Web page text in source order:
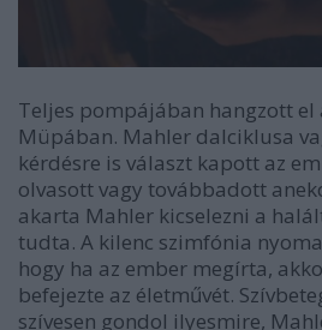
Teljes pompájában hangzott el
Müpában. Mahler dalciklusa
kérdésre is választ kapott az
olvasott vagy továbbadott
akarta Mahler kicselezni a
tudta. A kilenc szimfónia
hogy ha az ember megírta,
befejezte az életművét.
szívesen gondol ilyesmire,